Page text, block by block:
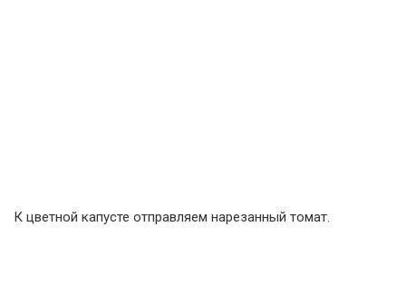
К цветной капусте отправляем нарезанный томат.